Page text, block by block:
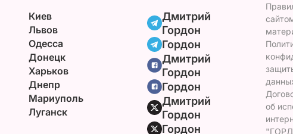
Киев
Львов
Одесса
Донецк
Харьков
Днепр
Мариуполь
Луганск
Дмитрий
Гордон
Гордон
Дмитрий
Гордон
Гордон
Дмитрий
Гордон
Гордон
об